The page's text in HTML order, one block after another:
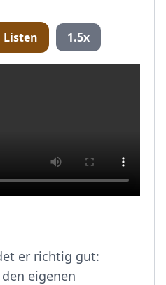
Listen 1.5x
er richtig gut:
eigenen